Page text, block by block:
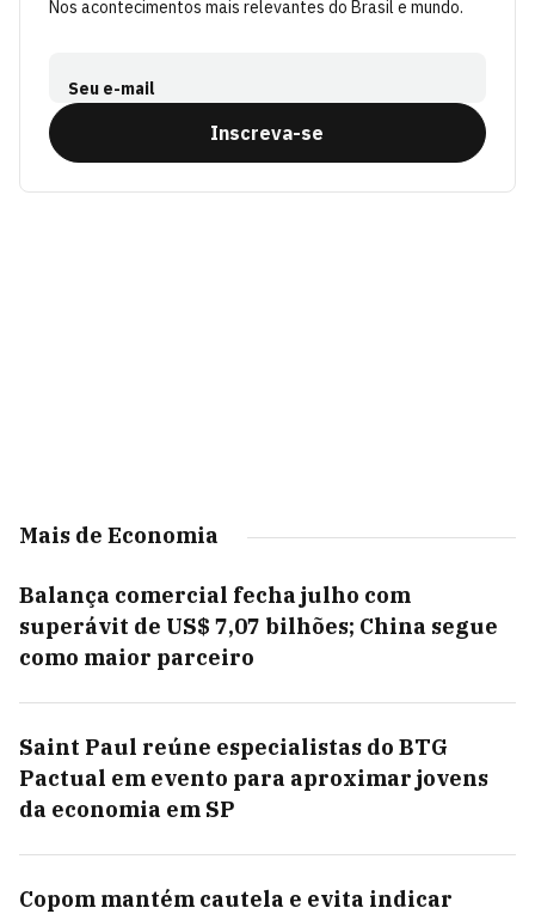
Nos acontecimentos mais relevantes do Brasil e mundo.
Seu e-mail
Inscreva-se
Mais de Economia
Balança comercial fecha julho com
superávit de US$ 7,07 bilhões; China segue
como maior parceiro
Saint Paul reúne especialistas do BTG
Pactual em evento para aproximar jovens
da economia em SP
Copom mantém cautela e evita indicar